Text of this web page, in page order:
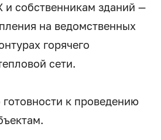
собственникам зданий —
на ведомственных
горячего
сети.
к проведению